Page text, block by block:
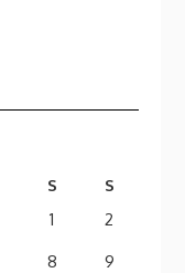
S
S
1
2
8
9